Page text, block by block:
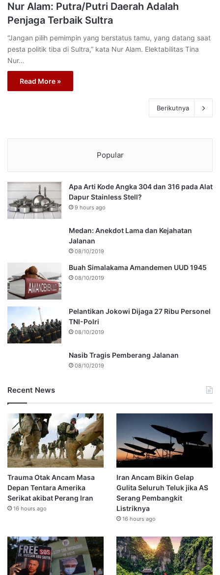
Nur Alam: Putra/Putri Daerah Adalah
Penjaga Terbaik Sultra
“Jangan pilih pemimpin yang berstatus tamu, yang datang saat
pesta politik tiba di Sultra,” kata Nur Alam. Elektabilitas Tina
Nur…
Read More »
Berikutnya
Popular
Apa Arti Kode Angka 304 dan 316 pada Alat
Dapur Stainless Stell?
9 hours ago
Medan: Anekdot Lama dan Kejahatan
Jalanan
08/10/2019
Buah Simalakama Amandemen UUD 1945
08/10/2019
Pelantikan Jokowi Dijaga 27 Ribu Personel
TNI-Polri
08/10/2019
Nasib Tragis Pemberang Jalanan
08/10/2019
Recent News
Trauma Otak Ancam Masa
Depan Tentara Amerika
Serikat akibat Perang Iran
16 hours ago
Iran Ancam Bikin Gelap
Gulita Seluruh Teluk jika AS
Serang Pembangkit
Listriknya
16 hours ago